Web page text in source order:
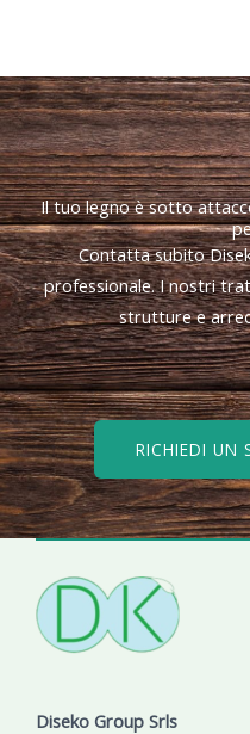
Il tuo legno è sotto
Contatta subito
professionale. I nostri
strutture e
RICHIEDI UN
Diseko Group Srls